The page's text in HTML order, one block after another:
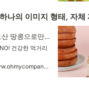
나의 이미지 형태, 자체
100% 주문도산 땅콩으로만 만든 무첨가 땅콩버터
건강한 먹거리
https://www.ohmycompany.com/reward/645777936